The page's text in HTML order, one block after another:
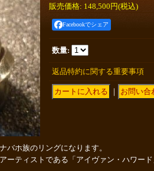
販売価格: 148,500円(税込)
Facebookでシェア
数量:
返品特約に関する重要事項
｜
バホ族のリングになります。
ーティストである「アイヴァン・ハワー